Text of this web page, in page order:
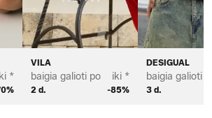
*
VILA
baigia galioti po
2 d.
iki *
-85%
DESIGUAL
baigia galioti
3 d.